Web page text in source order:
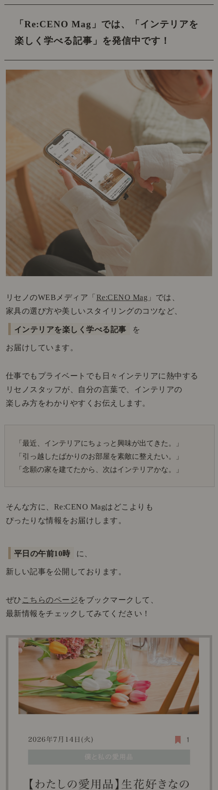
「Re:CENO Mag」では、
「インテリアを
楽しく学べる記事」を発信中です！
リセノのWEBメディア「 Re:CENO Mag 」では、
家具の選び方や美しいスタイリングのコツなど、
インテリアを楽しく学べる記事 を
お届けしています。
仕事でもプライベートでも日々インテリアに熱中する
リセノスタッフが、自分の言葉で、インテリアの
楽しみ方をわかりやすくお伝えします。
「最近、インテリアにちょっと興味が出てきた。」
「引っ越したばかりのお部屋を素敵に整えたい。」
「念願の家を建てたから、次はインテリアかな。」
そんな方に、Re:CENO Magはどこよりも
ぴったりな情報をお届けします。
平日の午前10時 に、
新しい記事を公開しております。
ぜひ こちらのページをブックマークして、
最新情報をチェックしてみてください！